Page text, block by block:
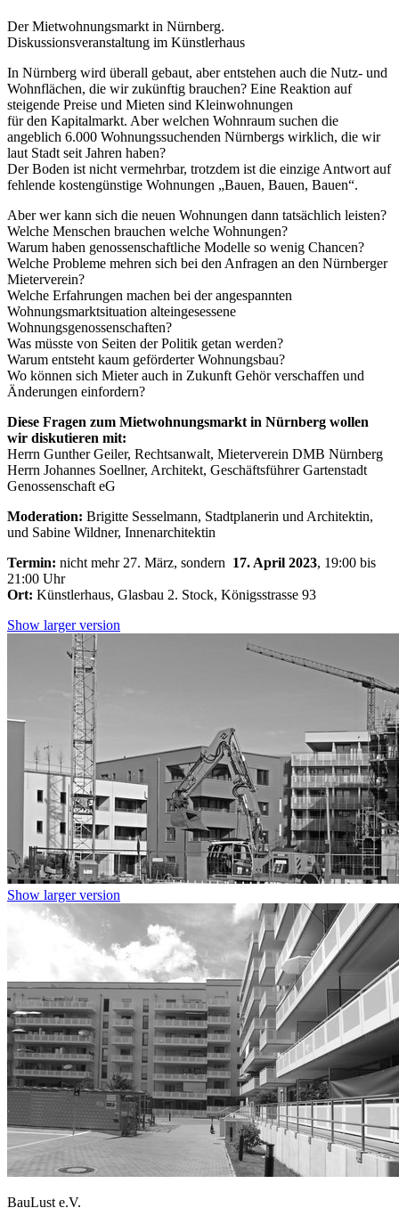
Der Mietwohnungsmarkt in Nürnberg.
Diskussionsveranstaltung im Künstlerhaus
In Nürnberg wird überall gebaut, aber entstehen auch die Nutz- und
Wohnflächen, die wir zukünftig brauchen? Eine Reaktion auf
steigende Preise und Mieten sind Kleinwohnungen
für den Kapitalmarkt. Aber welchen Wohnraum suchen die
angeblich 6.000 Wohnungssuchenden Nürnbergs wirklich, die wir
laut Stadt seit Jahren haben?
Der Boden ist nicht vermehrbar, trotzdem ist die einzige Antwort auf
fehlende kostengünstige Wohnungen „Bauen, Bauen, Bauen“.
Aber wer kann sich die neuen Wohnungen dann tatsächlich leisten?
Welche Menschen brauchen welche Wohnungen?
Warum haben genossenschaftliche Modelle so wenig Chancen?
Welche Probleme mehren sich bei den Anfragen an den Nürnberger
Mieterverein?
Welche Erfahrungen machen bei der angespannten
Wohnungsmarktsituation alteingesessene
Wohnungsgenossenschaften?
Was müsste von Seiten der Politik getan werden?
Warum entsteht kaum geförderter Wohnungsbau?
Wo können sich Mieter auch in Zukunft Gehör verschaffen und
Änderungen einfordern?
Diese Fragen zum Mietwohnungsmarkt in Nürnberg wollen
wir diskutieren mit:
Herrn Gunther Geiler, Rechtsanwalt, Mieterverein DMB Nürnberg
Herrn Johannes Soellner, Architekt, Geschäftsführer Gartenstadt
Genossenschaft eG
Moderation: Brigitte Sesselmann, Stadtplanerin und Architektin,
und Sabine Wildner, Innenarchitektin
Termin: nicht mehr 27. März, sondern 17. April 2023, 19:00 bis
21:00 Uhr
Ort: Künstlerhaus, Glasbau 2. Stock, Königsstrasse 93
Show larger version
Show larger version
BauLust e.V.